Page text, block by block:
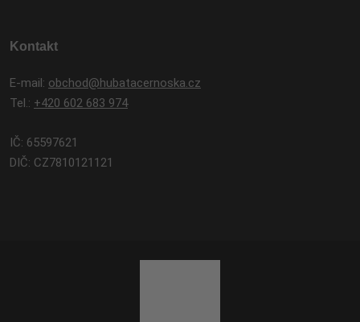
Kontakt
E-mail: obchod@hubatacernoska.cz
Tel.: +420 602 683 974
IČ: 65597621
DIČ: CZ7810121121